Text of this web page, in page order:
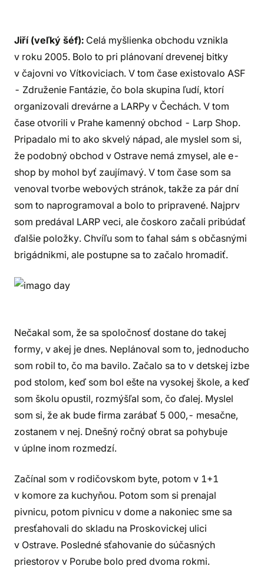
Jiří (veľký šéf): Celá myšlienka obchodu vznikla
v roku 2005. Bolo to pri plánovaní drevenej bitky
v čajovni vo Vítkoviciach. V tom čase existovalo ASF
- Združenie Fantázie, čo bola skupina ľudí, ktorí
organizovali drevárne a LARPy v Čechách. V tom
čase otvorili v Prahe kamenný obchod - Larp Shop.
Pripadalo mi to ako skvelý nápad, ale myslel som si,
že podobný obchod v Ostrave nemá zmysel, ale e-
shop by mohol byť zaujímavý. V tom čase som sa
venoval tvorbe webových stránok, takže za pár dní
som to naprogramoval a bolo to pripravené. Najprv
som predával LARP veci, ale čoskoro začali pribúdať
ďalšie položky. Chvíľu som to ťahal sám s občasnými
brigádnikmi, ale postupne sa to začalo hromadiť.
Nečakal som, že sa spoločnosť dostane do takej
formy, v akej je dnes. Neplánoval som to, jednoducho
som robil to, čo ma bavilo. Začalo sa to v detskej izbe
pod stolom, keď som bol ešte na vysokej škole, a keď
som školu opustil, rozmýšľal som, čo ďalej. Myslel
som si, že ak bude firma zarábať 5 000,- mesačne,
zostanem v nej. Dnešný ročný obrat sa pohybuje
v úplne inom rozmedzí.
Začínal som v rodičovskom byte, potom v 1+1
v komore za kuchyňou. Potom som si prenajal
pivnicu, potom pivnicu v dome a nakoniec sme sa
presťahovali do skladu na Proskovickej ulici
v Ostrave. Posledné sťahovanie do súčasných
priestorov v Porube bolo pred dvoma rokmi.